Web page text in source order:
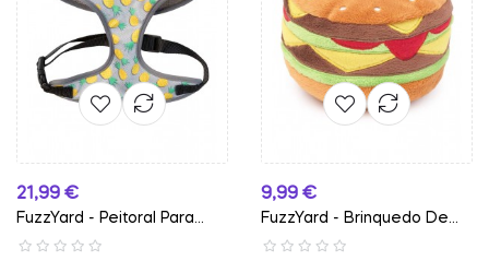
Preço
21,99 €
FuzzYard - Peitoral Para...
Preço
9,99 €
FuzzYard - Brinquedo De...